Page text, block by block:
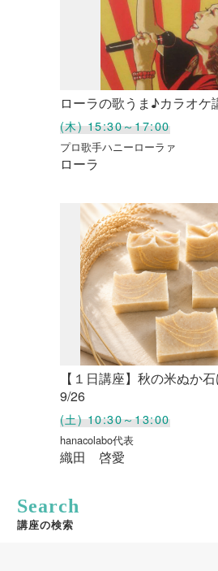
ローラの歌うま♪カラオケ
(木) 15:30～17:00
プロ歌手ハニーローラァ
ローラ
【１日講座】秋の米ぬか
9/26
(土) 10:30～13:00
hanacolabo代表
織田 啓愛
Search
講座の検索